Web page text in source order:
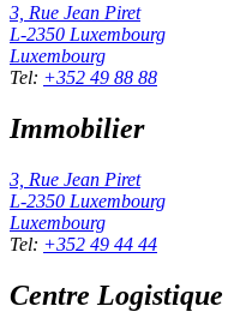
3, Rue Jean Piret
L-2350 Luxembourg
Luxembourg
Tel: +352 49 88 88
Immobilier
3, Rue Jean Piret
L-2350 Luxembourg
Luxembourg
Tel: +352 49 44 44
Centre Logistique